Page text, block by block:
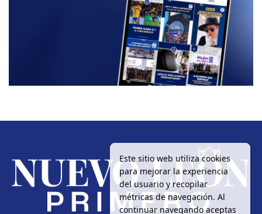
Este sitio web utiliza cookies
para mejorar la experiencia
del usuario y recopilar
métricas de navegación. Al
continuar navegando aceptas